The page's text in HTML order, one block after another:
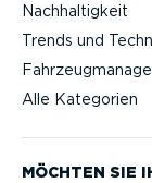
Nachhaltigkeit
Trends und
Alle Kategorien
MÖCHTEN SIE